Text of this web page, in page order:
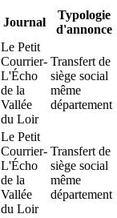
Journal
Typologie
d'annonce
Le Petit
Courrier-
L'Écho
de la
Vallée
du Loir
Transfert de
siège social
même
département
Le Petit
Courrier-
L'Écho
de la
Vallée
du Loir
Transfert de
siège social
même
département